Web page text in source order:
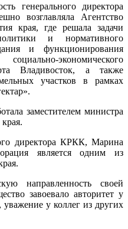
генерального директора
возглавляла Агентство
края, где решала задачи
и нормативного
и функционирования
экономического
Владивосток, а также
участков в рамках
заместителем министра
директора КРКК, Марина
является одним из
направленность своей
завоевало авторитет у
уважение у коллег из других